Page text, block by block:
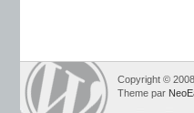
Copyright ©
Theme par